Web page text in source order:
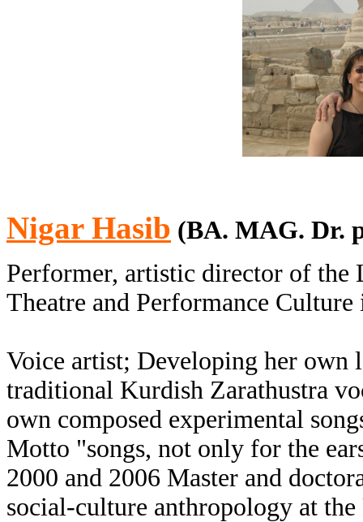
Nigar Hasib (BA. MAG. Dr.
Performer, artistic director of the
Theatre and Performance Culture
Voice artist; Developing her own
traditional Kurdish Zarathustra
own composed experimental
Motto "songs, not only for the
2000 and 2006 Master and
social-culture anthropology at